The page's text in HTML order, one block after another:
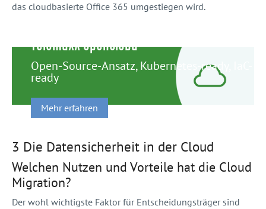
das cloudbasierte Office 365 umgestiegen wird.
TelemaxX OpenCloud
Open-Source-Ansatz, Kubernetes-ready, IaC-
ready
Mehr erfahren
3 Die Datensicherheit in der Cloud
Welchen Nutzen und Vorteile hat die Cloud
Migration?
Der wohl wichtigste Faktor für Entscheidungsträger sind